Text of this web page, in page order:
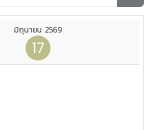
มิถุนายน 2569
17